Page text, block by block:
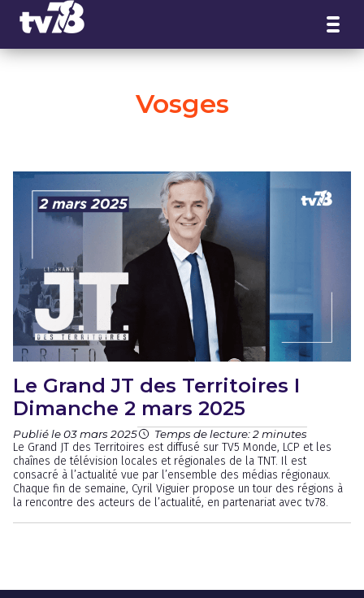
Vosges
Le Grand JT des Territoires I
Dimanche 2 mars 2025
Publié le 03 mars 2025 Temps de lecture: 2 minutes
Le Grand JT des Territoires est diffusé sur TV5 Monde, LCP et les
chaînes de télévision locales et régionales de la TNT. Il est
consacré à l’actualité vue par l’ensemble des médias régionaux.
Chaque fin de semaine, Cyril Viguier propose un tour des régions à
la rencontre des acteurs de l’actualité, en partenariat avec tv78.
Panneau de gestion des cookies